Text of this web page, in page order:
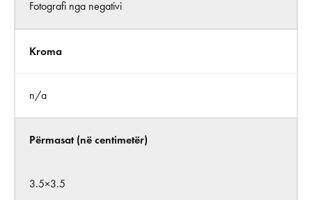
Fotografi nga negativi
Kroma
n/a
Përmasat (në centimetër)
3.5×3.5